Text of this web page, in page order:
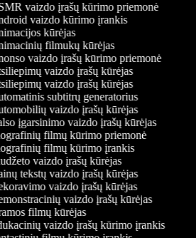
vaizdo įrašų kūrimo priemonė
vaizdo kūrimo įrankis
kūrėjas
filmukų kūrėjas
vaizdo įrašų kūrimo priemonė
vaizdo įrašų kūrėjas
vaizdo įrašų kūrėjas
subtitrų generatorius
vaizdo įrašų kūrėjas
įgarsinimo vaizdo įrašų kūrėjas
filmų kūrimo priemonė
filmų kūrimo įrankis
vaizdo įrašų kūrėjas
tekstų vaizdo įrašų kūrėjas
vaizdo įrašų kūrėjas
vaizdo įrašų kūrėjas
filmų kūrėjas
vaizdo įrašų kūrimo įrankis